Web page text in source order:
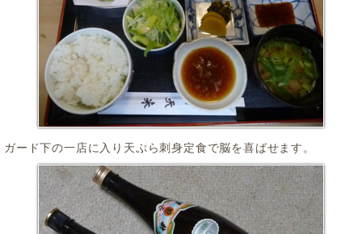
ガード下の一店に入り天ぷら刺身定食で脳を喜ばせます。